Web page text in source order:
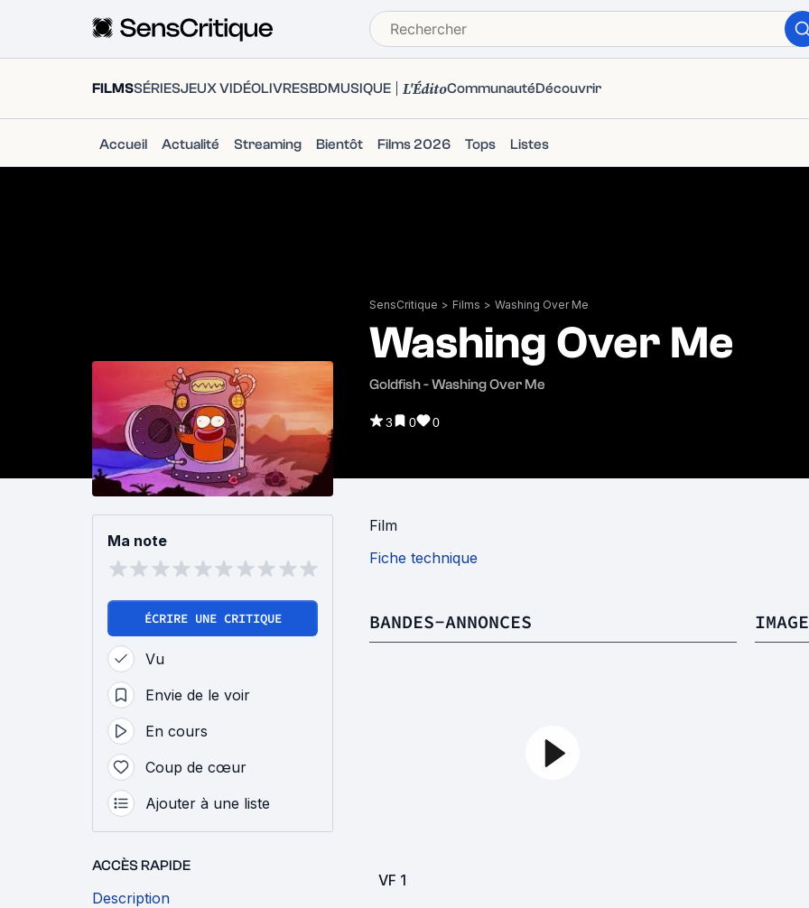
FILMSSÉRIESJEUX VIDÉOLIVRESBDMUSIQUE L'ÉditoCommunautéDécouvrir
Accueil Actualité Streaming Bientôt Films 2026 Tops Listes
SensCritique > Films > Washing Over Me
Washing Over Me
Goldfish - Washing Over Me
3 0 0
Ma note
ÉCRIRE UNE CRITIQUE
Vu
Envie de le voir
En cours
Coup de cœur
Ajouter à une liste
ACCÈS RAPIDE
Description
Film
Fiche technique
BANDES-ANNONCES
VF 1